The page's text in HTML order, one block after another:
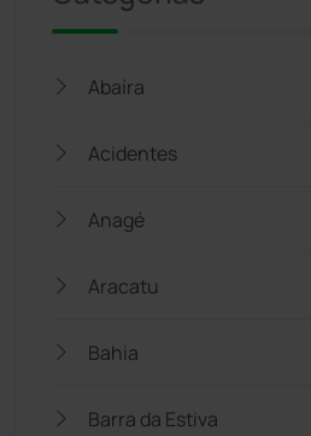
Abaíra
Acidentes
Anagé
Aracatu
Bahia
Barra da Estiva